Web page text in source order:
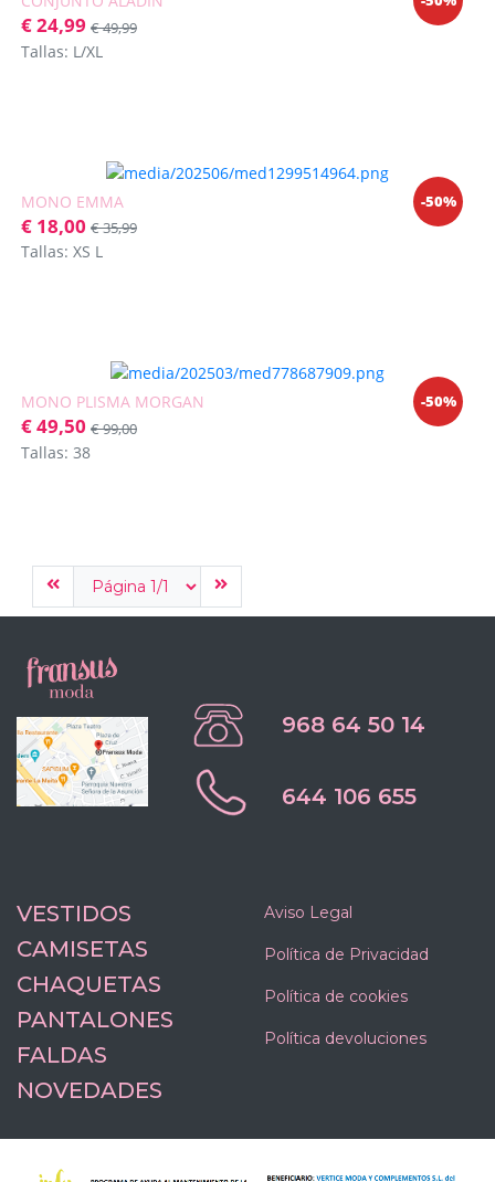
€ 24,99 € 49,99
Tallas: L/XL
-50%
MONO EMMA
€ 18,00 € 35,99
Tallas: XS L
-50%
MONO PLISMA MORGAN
€ 49,50 € 99,00
Tallas: 38
968 64 50 14
644 106 655
VESTIDOS
CAMISETAS
CHAQUETAS
PANTALONES
FALDAS
NOVEDADES
Aviso Legal
Política de Privacidad
Política de cookies
Política devoluciones